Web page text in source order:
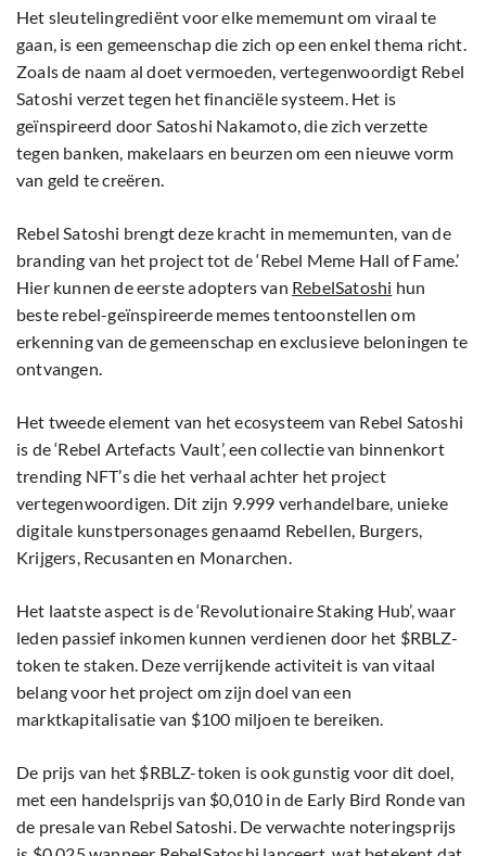
Het sleutelingrediënt voor elke mememunt om viraal te
gaan, is een gemeenschap die zich op een enkel thema richt.
Zoals de naam al doet vermoeden, vertegenwoordigt Rebel
Satoshi verzet tegen het financiële systeem. Het is
geïnspireerd door Satoshi Nakamoto, die zich verzette
tegen banken, makelaars en beurzen om een nieuwe vorm
van geld te creëren.
Rebel Satoshi brengt deze kracht in mememunten, van de
branding van het project tot de ‘Rebel Meme Hall of Fame.’
Hier kunnen de eerste adopters van RebelSatoshi hun
beste rebel-geïnspireerde memes tentoonstellen om
erkenning van de gemeenschap en exclusieve beloningen te
ontvangen.
Het tweede element van het ecosysteem van Rebel Satoshi
is de ‘Rebel Artefacts Vault’, een collectie van binnenkort
trending NFT’s die het verhaal achter het project
vertegenwoordigen. Dit zijn 9.999 verhandelbare, unieke
digitale kunstpersonages genaamd Rebellen, Burgers,
Krijgers, Recusanten en Monarchen.
Het laatste aspect is de ‘Revolutionaire Staking Hub’, waar
leden passief inkomen kunnen verdienen door het $RBLZ-
token te staken. Deze verrijkende activiteit is van vitaal
belang voor het project om zijn doel van een
marktkapitalisatie van $100 miljoen te bereiken.
De prijs van het $RBLZ-token is ook gunstig voor dit doel,
met een handelsprijs van $0,010 in de Early Bird Ronde van
de presale van Rebel Satoshi. De verwachte noteringsprijs